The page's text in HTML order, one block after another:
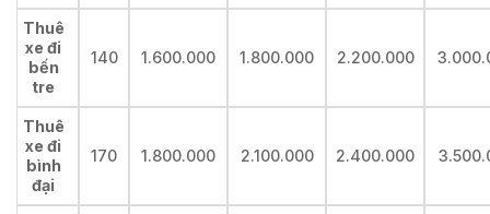
Thuê
xe đi
bến
tre
140 1.600.000 1.800.000 2.200.000
Thuê
xe đi
bình
đại
170 1.800.000 2.100.000 2.400.000